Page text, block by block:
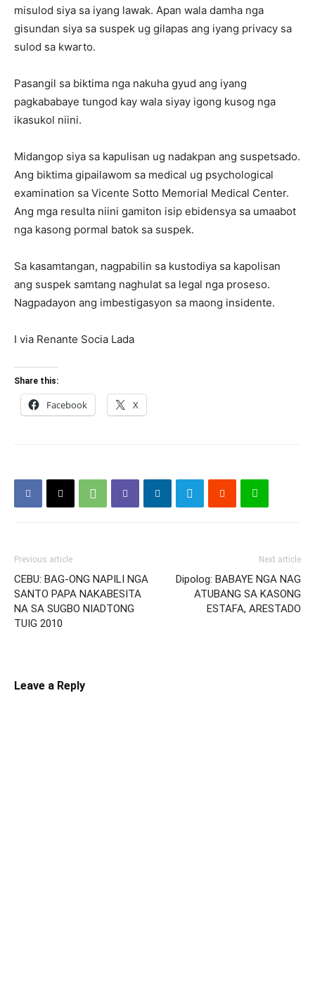
misulod siya sa iyang lawak. Apan wala damha nga
gisundan siya sa suspek ug gilapas ang iyang privacy sa
sulod sa kwarto.
Pasangil sa biktima nga nakuha gyud ang iyang
pagkababaye tungod kay wala siyay igong kusog nga
ikasukol niini.
Midangop siya sa kapulisan ug nadakpan ang suspetsado.
Ang biktima gipailawom sa medical ug psychological
examination sa Vicente Sotto Memorial Medical Center.
Ang mga resulta niini gamiton isip ebidensya sa umaabot
nga kasong pormal batok sa suspek.
Sa kasamtangan, nagpabilin sa kustodiya sa kapolisan
ang suspek samtang naghulat sa legal nga proseso.
Nagpadayon ang imbestigasyon sa maong insidente.
I via Renante Socia Lada
Share this:
Facebook X
Previous article
CEBU: BAG-ONG NAPILI NGA
SANTO PAPA NAKABESITA
NA SA SUGBO NIADTONG
TUIG 2010
Next article
Dipolog: BABAYE NGA NAG
ATUBANG SA KASONG
ESTAFA, ARESTADO
Leave a Reply